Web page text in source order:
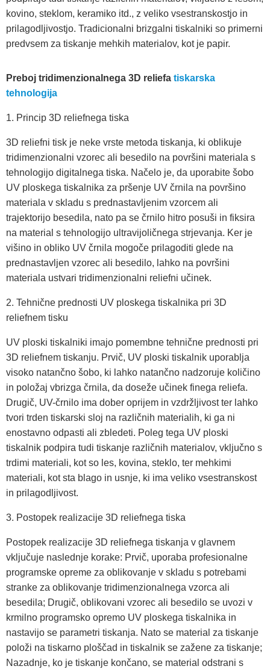
kovino, steklom, keramiko itd., z veliko vsestranskostjo in
prilagodljivostjo. Tradicionalni brizgalni tiskalniki so primerni
predvsem za tiskanje mehkih materialov, kot je papir.
Preboj tridimenzionalnega 3D reliefa tiskarska
tehnologija
1. Princip 3D reliefnega tiska
3D reliefni tisk je neke vrste metoda tiskanja, ki oblikuje
tridimenzionalni vzorec ali besedilo na površini materiala s
tehnologijo digitalnega tiska. Načelo je, da uporabite šobo
UV ploskega tiskalnika za pršenje UV črnila na površino
materiala v skladu s prednastavljenim vzorcem ali
trajektorijo besedila, nato pa se črnilo hitro posuši in fiksira
na material s tehnologijo ultravijoličnega strjevanja. Ker je
višino in obliko UV črnila mogoče prilagoditi glede na
prednastavljen vzorec ali besedilo, lahko na površini
materiala ustvari tridimenzionalni reliefni učinek.
2. Tehnične prednosti UV ploskega tiskalnika pri 3D
reliefnem tisku
UV ploski tiskalniki imajo pomembne tehnične prednosti pri
3D reliefnem tiskanju. Prvič, UV ploski tiskalnik uporablja
visoko natančno šobo, ki lahko natančno nadzoruje količino
in položaj vbrizga črnila, da doseže učinek finega reliefa.
Drugič, UV-črnilo ima dober oprijem in vzdržljivost ter lahko
tvori trden tiskarski sloj na različnih materialih, ki ga ni
enostavno odpasti ali zbledeti. Poleg tega UV ploski
tiskalnik podpira tudi tiskanje različnih materialov, vključno s
trdimi materiali, kot so les, kovina, steklo, ter mehkimi
materiali, kot sta blago in usnje, ki ima veliko vsestranskost
in prilagodljivost.
3. Postopek realizacije 3D reliefnega tiska
Postopek realizacije 3D reliefnega tiskanja v glavnem
vključuje naslednje korake: Prvič, uporaba profesionalne
programske opreme za oblikovanje v skladu s potrebami
stranke za oblikovanje tridimenzionalnega vzorca ali
besedila; Drugič, oblikovani vzorec ali besedilo se uvozi v
krmilno programsko opremo UV ploskega tiskalnika in
nastavijo se parametri tiskanja. Nato se material za tiskanje
položi na tiskarno ploščad in tiskalnik se zažene za tiskanje;
Nazadnje, ko je tiskanje končano, se material odstrani s